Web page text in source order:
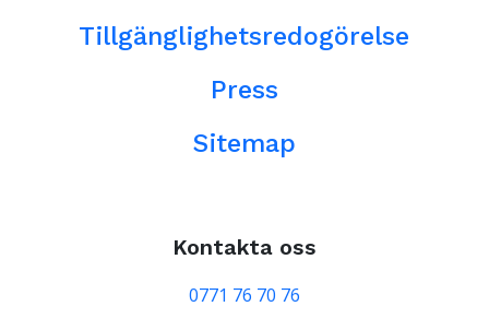
Tillgänglighetsredogörelse
Press
Sitemap
Kontakta oss
0771 76 70 76